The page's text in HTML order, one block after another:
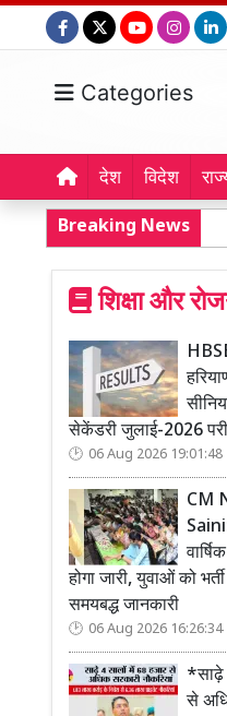
Categories
देश विदेश
Breaking News
शिक्षा और
सेकेंडरी जुलाई-2026
06 Aug 2026 19:01:48
CM
होगा जारी, युवाओं को
समयबद्ध जानकारी
06 Aug 2026 16:26:34
*साढ़े
से